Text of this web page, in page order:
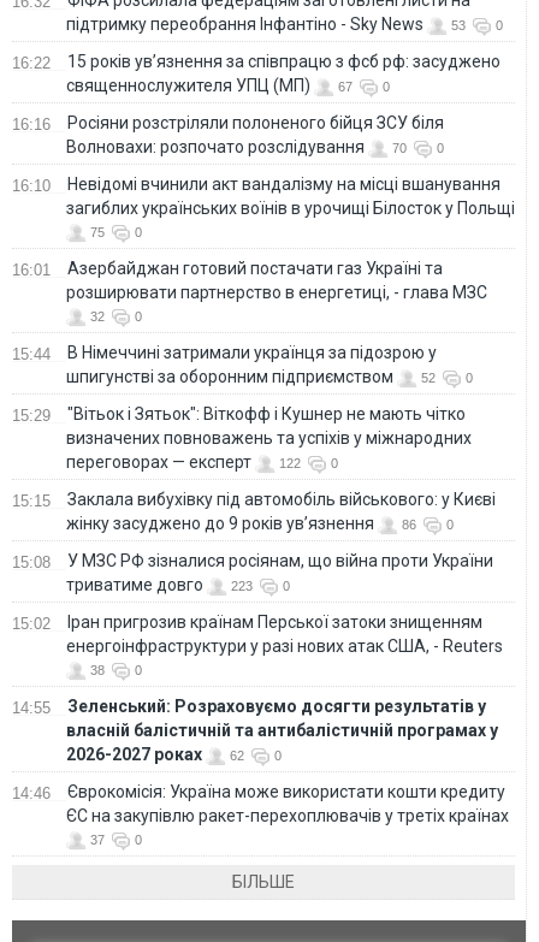
підтримку переобрання Інфантіно - Sky News
53 0
16:22
15 років ув’язнення за співпрацю з фсб рф: засуджено
священнослужителя УПЦ (МП)
67 0
16:16
Росіяни розстріляли полоненого бійця ЗСУ біля
Волновахи: розпочато розслідування
70 0
16:10
Невідомі вчинили акт вандалізму на місці вшанування
загиблих українських воїнів в урочищі Білосток у Польщі
75 0
16:01
Азербайджан готовий постачати газ Україні та
розширювати партнерство в енергетиці, - глава МЗС
32 0
15:44
В Німеччині затримали українця за підозрою у
шпигунстві за оборонним підприємством
52 0
15:29
"Вітьок і Зятьок": Віткофф і Кушнер не мають чітко
визначених повноважень та успіхів у міжнародних
переговорах — експерт
122 0
15:15
Заклала вибухівку під автомобіль військового: у Києві
жінку засуджено до 9 років ув’язнення
86 0
15:08
У МЗС РФ зізналися росіянам, що війна проти України
триватиме довго
223 0
15:02
Іран пригрозив країнам Перської затоки знищенням
енергоінфраструктури у разі нових атак США, - Reuters
38 0
14:55
Зеленський: Розраховуємо досягти результатів у
власній балістичній та антибалістичній програмах у
2026-2027 роках
62 0
14:46
Єврокомісія: Україна може використати кошти кредиту
ЄС на закупівлю ракет-перехоплювачів у третіх країнах
37 0
БІЛЬШЕ